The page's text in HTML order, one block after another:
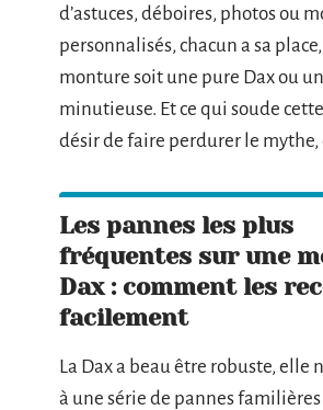
d’astuces, déboires, photos ou
personnalisés, chacun a sa
monture soit une pure Dax ou
minutieuse. Et ce qui soude
désir de faire perdurer le mythe,
Les pannes les plus
fréquentes sur une
Dax : comment les
facilement
La Dax a beau être robuste, elle
à une série de pannes familières